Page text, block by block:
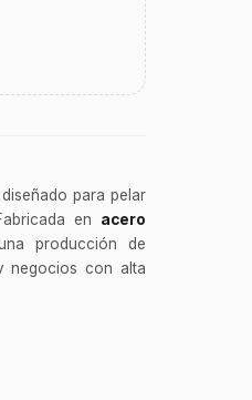
para pelar
en acero
producción de
negocios con alta